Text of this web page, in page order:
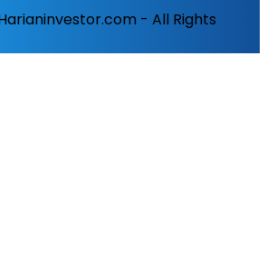
- All Rights